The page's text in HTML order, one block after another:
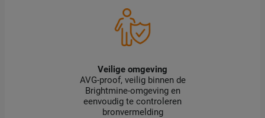
Veilige omgeving
AVG-proof, veilig binnen de
Brightmine-omgeving en
eenvoudig te controleren
bronvermelding